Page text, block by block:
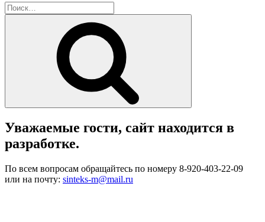
Искать:
Уважаемые гости, сайт находится в
разработке.
По всем вопросам обращайтесь по номеру 8-920-403-22-09
или на почту: sinteks-m@mail.ru